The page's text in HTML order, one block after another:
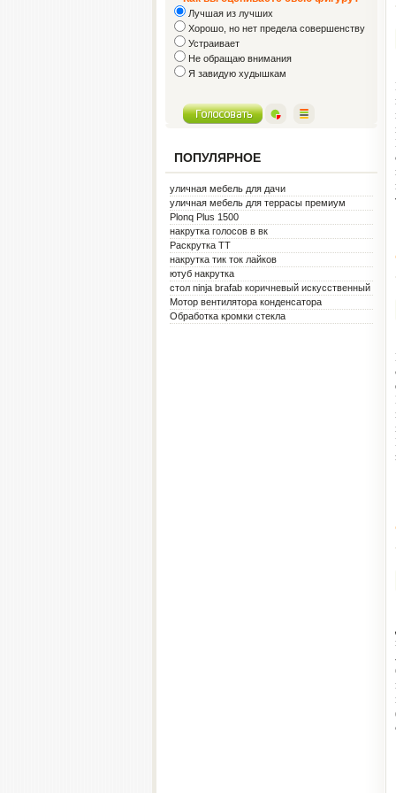
Лучшая из лучших
Хорошо, но нет предела совершенству
Устраивает
Не обращаю внимания
Я завидую худышкам
ПОПУЛЯРНОЕ
уличная мебель для дачи
уличная мебель для террасы премиум
металл белая
Plonq Plus 1500
накрутка голосов в вк
Раскрутка ТТ
накрутка тик ток лайков
ютуб накрутка
стол ninja brafab коричневый искусственный
ротанг
Мотор вентилятора конденсатора
Обработка кромки стекла